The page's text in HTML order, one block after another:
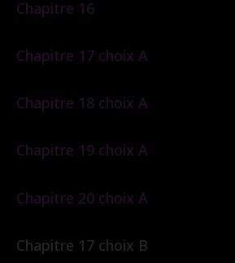
Chapitre 16
Chapitre 17 choix A
Chapitre 18 choix A
Chapitre 19 choix A
Chapitre 20 choix A
Chapitre 17 choix B